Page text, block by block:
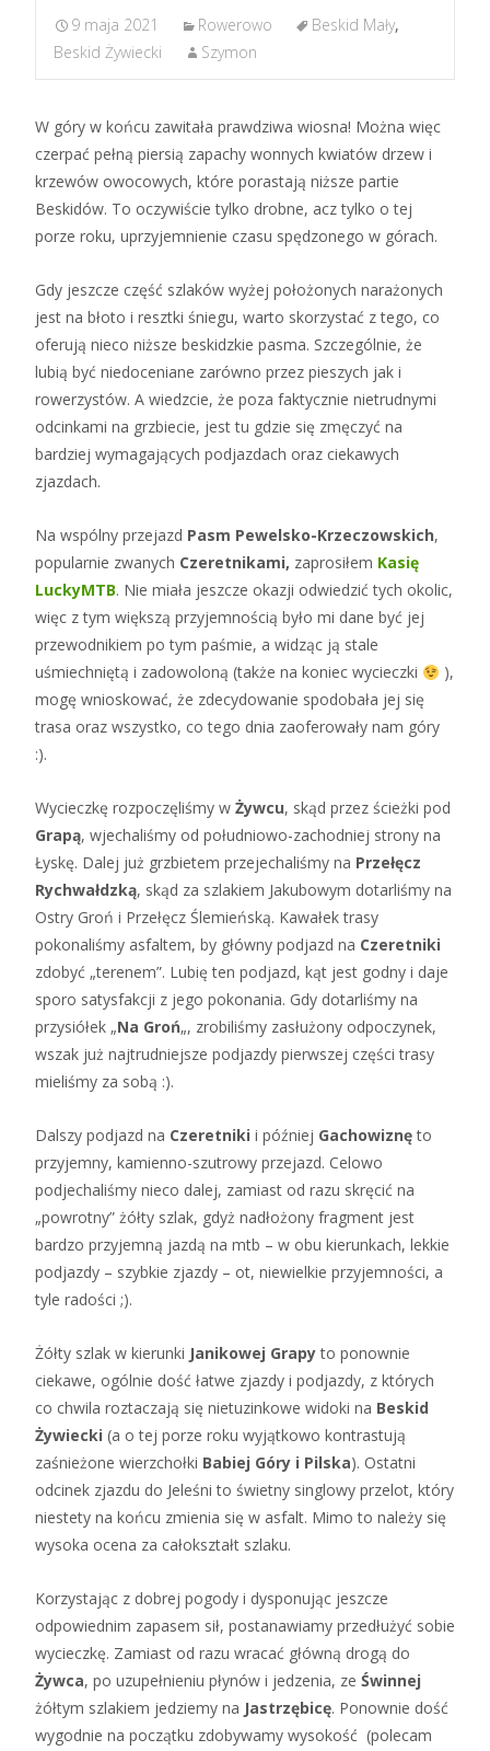
9 maja 2021 Rowerowo Beskid Mały,
Beskid Żywiecki
Szymon
W góry w końcu zawitała prawdziwa wiosna! Można więc
czerpać pełną piersią zapachy wonnych kwiatów drzew i
krzewów owocowych, które porastają niższe partie
Beskidów. To oczywiście tylko drobne, acz tylko o tej
porze roku, uprzyjemnienie czasu spędzonego w górach.
Gdy jeszcze część szlaków wyżej położonych narażonych
jest na błoto i resztki śniegu, warto skorzystać z tego, co
oferują nieco niższe beskidzkie pasma. Szczególnie, że
lubią być niedoceniane zarówno przez pieszych jak i
rowerzystów. A wiedzcie, że poza faktycznie nietrudnymi
odcinkami na grzbiecie, jest tu gdzie się zmęczyć na
bardziej wymagających podjazdach oraz ciekawych
zjazdach.
Na wspólny przejazd Pasm Pewelsko-Krzeczowskich,
popularnie zwanych Czeretnikami, zaprosiłem Kasię
LuckyMTB. Nie miała jeszcze okazji odwiedzić tych okolic,
więc z tym większą przyjemnością było mi dane być jej
przewodnikiem po tym paśmie, a widząc ją stale
uśmiechniętą i zadowoloną (także na koniec wycieczki
),
mogę wnioskować, że zdecydowanie spodobała jej się
trasa oraz wszystko, co tego dnia zaoferowały nam góry
:).
Wycieczkę rozpoczęliśmy w Żywcu, skąd przez ścieżki pod
Grapą, wjechaliśmy od południowo-zachodniej strony na
Łyskę. Dalej już grzbietem przejechaliśmy na Przełęcz
Rychwałdzką, skąd za szlakiem Jakubowym dotarliśmy na
Ostry Groń i Przełęcz Ślemieńską. Kawałek trasy
pokonaliśmy asfaltem, by główny podjazd na Czeretniki
zdobyć „terenem”. Lubię ten podjazd, kąt jest godny i daje
sporo satysfakcji z jego pokonania. Gdy dotarliśmy na
przysiółek „Na Groń„, zrobiliśmy zasłużony odpoczynek,
wszak już najtrudniejsze podjazdy pierwszej części trasy
mieliśmy za sobą :).
Dalszy podjazd na Czeretniki i później Gachowiznęto
przyjemny, kamienno-szutrowy przejazd. Celowo
podjechaliśmy nieco dalej, zamiast od razu skręcić na
„powrotny” żółty szlak, gdyż nadłożony fragment jest
bardzo przyjemną jazdą na mtb – w obu kierunkach, lekkie
podjazdy – szybkie zjazdy – ot, niewielkie przyjemności, a
tyle radości ;).
Żółty szlak w kierunki Janikowej Grapyto ponownie
ciekawe, ogólnie dość łatwe zjazdy i podjazdy, z których
co chwila roztaczają się nietuzinkowe widoki na Beskid
Żywiecki (a o tej porze roku wyjątkowo kontrastują
zaśnieżone wierzchołki Babiej Góry i Pilska). Ostatni
odcinek zjazdu do Jeleśni to świetny singlowy przelot, który
niestety na końcu zmienia się w asfalt. Mimo to należy się
wysoka ocena za całokształt szlaku.
Korzystając z dobrej pogody i dysponując jeszcze
odpowiednim zapasem sił, postanawiamy przedłużyć sobie
wycieczkę. Zamiast od razu wracać główną drogą do
Żywca, po uzupełnieniu płynów i jedzenia, ze Świnnej
żółtym szlakiem jedziemy na Jastrzębicę. Ponownie dość
wygodnie na początku zdobywamy wysokość (polecam